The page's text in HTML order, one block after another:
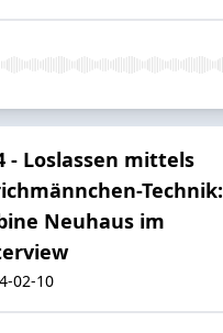
- Loslassen mittels
Technik:
Neuhaus im
02-10